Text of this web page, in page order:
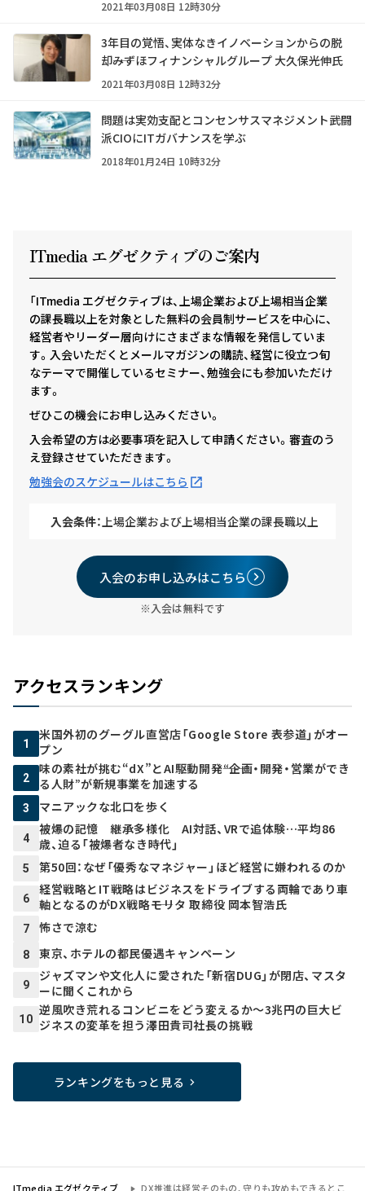
2021年03月08日 12時30分
3年目の覚悟、実体なきイノベーションからの脱
却――みずほフィナンシャルグループ 大久保光伸氏
2021年03月08日 12時32分
問題は実効支配とコンセンサスマネジメント――武闘
派CIOにITガバナンスを学ぶ
2018年01月24日 10時32分
ITmedia エグゼクティ ブのご案内
「ITmedia エグゼクティブは、上場企業および上場相当企業
の課長職以上を対象とした無料の会員制サービスを中心に、
経営者やリーダー層向けにさまざまな情報を発信していま
す。入会いただくとメールマガジンの購読、経営に役立つ旬
なテーマで開催しているセミナー、勉強会にも参加いただけ
ます。
ぜひこの機会にお申し込みください。
入会希望の方は必要事項を記入して申請ください。審査のう
え登録させていただきます。
勉強会のスケジュールはこちら
入会条件：上場企業および上場相当企業の課長職以上
入会のお申し込みはこちら
※入会は無料です
アクセスランキング
1
米国外初のグーグル直営店「Google Store 表参道」がオー
プン
2
味の素社が挑む“dX”とAI駆動開発――“企画・開発・営業ができ
る人財”が新規事業を加速する
3 マニアックな北口を歩く
4
被爆の記憶 継承多様化 AI対話、VRで追体験…平均86
歳、迫る「被爆者なき時代」
5 第50回：なぜ「優秀なマネジャー」ほど経営に嫌われるのか
6
経営戦略とIT戦略はビジネスをドライブする両輪であり車
軸となるのがDX戦略――モリタ 取締役 岡本智浩氏
7 怖さで涼む
8 東京、ホテルの都民優遇キャンペーン
9
ジャズマンや文化人に愛された「新宿DUG」が閉店、マスタ
ーに聞くこれから
10
逆風吹き荒れるコンビニをどう変えるか～3兆円の巨大ビ
ジネスの変革を担う澤田貴司社長の挑戦
ランキングをもっと見る
ITmedia エグゼクティブ DX推進は経営そのもの、守りも攻めもできるとこ